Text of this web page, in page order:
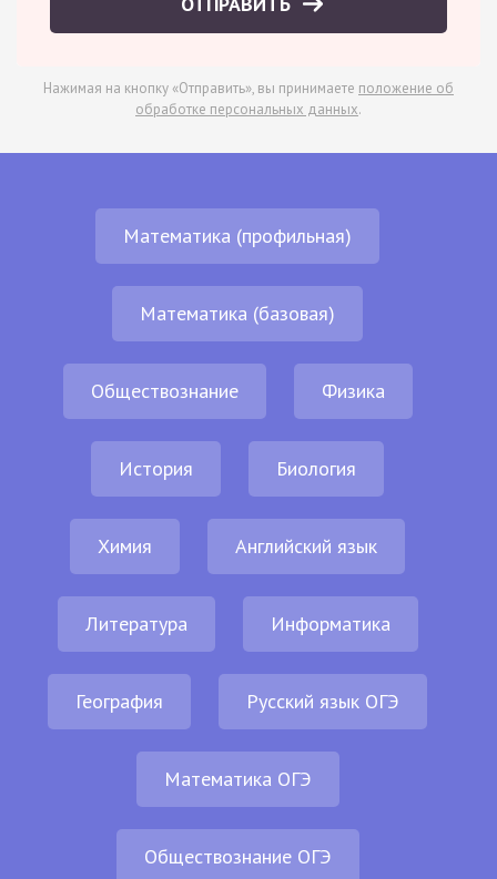
Нажимая на кнопку «Отправить», вы принимаете положение об
обработке персональных данных.
Математика (профильная)
Математика (базовая)
Обществознание Физика
История Биология
Химия Английский язык
Литература Информатика
География Русский язык ОГЭ
Математика ОГЭ
Обществознание ОГЭ